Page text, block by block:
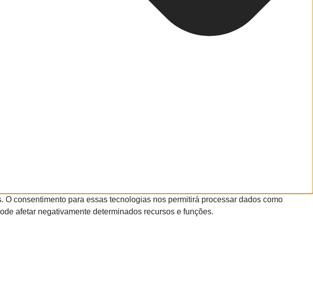
consentimento para essas tecnologias nos permitirá processar dados como
afetar negativamente determinados recursos e funções.